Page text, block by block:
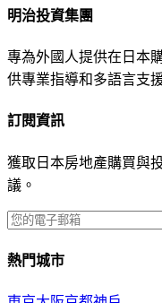
明治投資集團
專為外國人提供在日本
供專業指導和多語言支
訂閱資訊
獲取日本房地產購買與
議。
熱門城市